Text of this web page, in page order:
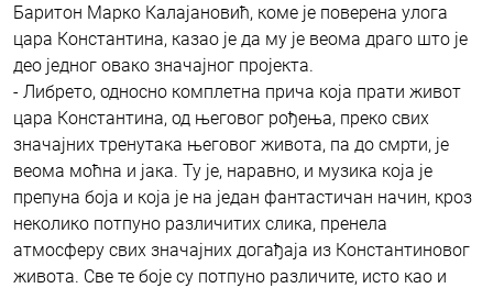
Баритон Марко Калајановић, коме је поверена улога
цара Константина, казао је да му је веома драго што је
део једног овако значајног пројекта.
- Либрето, односно комплетна прича која прати живот
цара Константина, од његовог рођења, преко свих
значајних тренутака његовог живота, па до смрти, је
веома моћна и јака. Ту је, наравно, и музика која је
препуна боја и која је на један фантастичан начин, кроз
неколико потпуно различитих слика, пренела
атмосферу свих значајних догађаја из Константиновог
живота. Све те боје су потпуно различите, исто као и